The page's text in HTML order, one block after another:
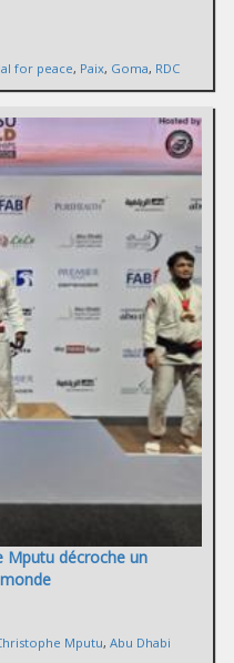
for peace, Paix, Goma, RDC
Mputu décroche un
Mputu, Abu Dhabi